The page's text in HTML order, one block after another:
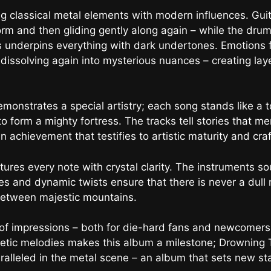
classical metal elements with modern influences.
and then gliding gently along again – while the
underpins everything with dark undertones.
again into mysterious nuances – creating
a special artistry; each song stands like a
form a mighty fortress. The tracks tell stories that
achievement that testifies to artistic maturity and
every note with crystal clarity. The instruments
and dynamic twists ensure that there is never a dull
majestic mountains.
impressions – both for die-hard fans and
melodies makes this album a milestone; Drowning
in the metal scene – an album that sets new